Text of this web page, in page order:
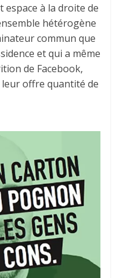
espace à la droite de
hétérogène
commun que
et qui a même
de Facebook,
offre quantité de